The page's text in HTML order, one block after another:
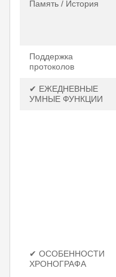
Память / История
Поддержка
протоколов
✔ ЕЖЕДНЕВНЫЕ
УМНЫЕ ФУНКЦИИ
✔ ОСОБЕННОСТИ
ХРОНОГРАФА